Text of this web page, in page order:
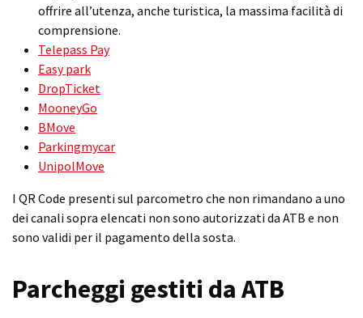
offrire all’utenza, anche turistica, la massima facilità di
comprensione.
Telepass Pay
Easy park
DropTicket
MooneyGo
BMove
Parkingmycar
UnipolMove
I QR Code presenti sul parcometro che non rimandano a uno
dei canali sopra elencati non sono autorizzati da ATB e non
sono validi per il pagamento della sosta.
Parcheggi gestiti da ATB